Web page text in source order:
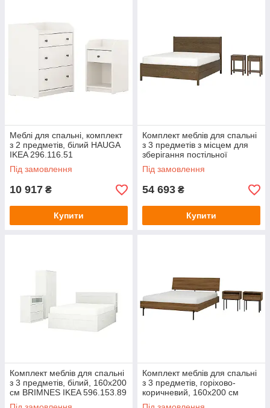
Меблі для спальні, комплект
з 2 предметів, білий HAUGA
IKEA 296.116.51
Під замовлення
10 917 ₴
Купити
Комплект меблів для спальні
з 3 предметів з місцем для
зберігання постільної
білизни/коричневий дубовий
шпон, 160x200 см TONSTAD
Під замовлення
54 693 ₴
Купити
Комплект меблів для спальні
з 3 предметів, білий, 160x200
см BRIMNES IKEA 596.153.89
Комплект меблів для спальні
з 3 предметів, горіхово-
коричневий, 160x200 см
RADMANSO IKEA 296.144.47